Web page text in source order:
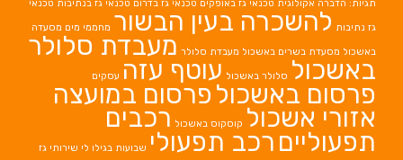
תגיות: הדברה אקולוגית טכנאי גז באופקים טכנאי גז בדרום טכנאי גז בנתיבות טכנאי
גז נתיבות להשכרה בעין הבשור מחממי מים מסעדה
באשכול מסעדת בשרים באשכול מעבדת סלולר מעבדת סלולר
באשכול סלולר באשכול עוטף עזה עסקים
פרסום באשכול פרסום במועצה
אזורי אשכול קוסקוס באשכול רכבים
תפעוליים רכב תפעולי שבועות בגילו לי שירותי גז